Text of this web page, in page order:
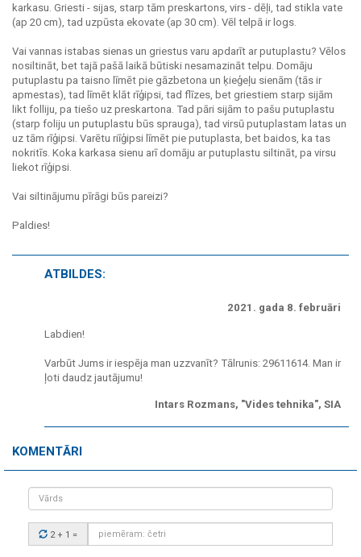
karkasu. Griesti - sijas, starp tām preskartons, virs - dēļi, tad stikla vate
(ap 20 cm), tad uzpūsta ekovate (ap 30 cm). Vēl telpā ir logs.
Vai vannas istabas sienas un griestus varu apdarīt ar putuplastu? Vēlos
nosiltināt, bet tajā pašā laikā būtiski nesamazināt telpu. Domāju
putuplastu pa taisno līmēt pie gāzbetona un ķieģeļu sienām (tās ir
apmestas), tad līmēt klāt rīģipsi, tad flīzes, bet griestiem starp sijām
likt folliju, pa tiešo uz preskartona. Tad pāri sijām to pašu putuplastu
(starp foliju un putuplastu būs sprauga), tad virsū putuplastam latas un
uz tām rīģipsi. Varētu riīģipsi līmēt pie putuplasta, bet baidos, ka tas
nokritīs. Koka karkasa sienu arī domāju ar putuplastu siltināt, pa virsu
liekot rīģipsi.
Vai siltinājumu pīrāgi būs pareizi?
Paldies!
ATBILDES:
2021. gada 8. februāri
Labdien!
Varbūt Jums ir iespēja man uzzvanīt? Tālrunis: 29611614. Man ir
ļoti daudz jautājumu!
Intars Rozmans, "Vides tehnika", SIA
KOMENTĀRI
Vārds
Drošības
kods:
2 + 1 =